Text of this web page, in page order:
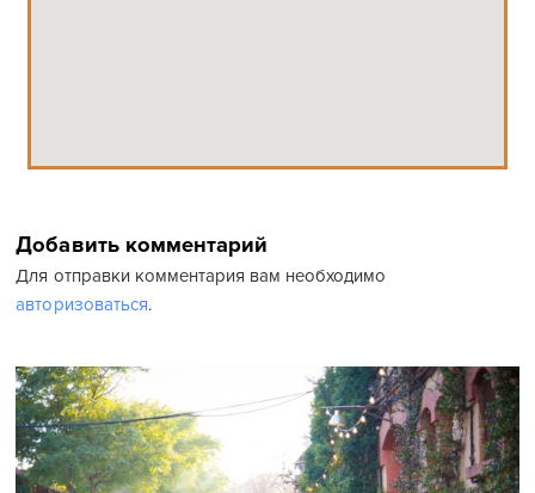
Добавить комментарий
Для отправки комментария вам необходимо
авторизоваться.